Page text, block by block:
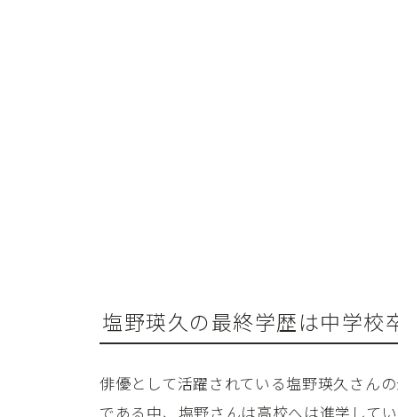
塩野瑛久の最終学歴は中学校
俳優として活躍されている塩野瑛久さん
である中、塩野さんは高校へは進学して